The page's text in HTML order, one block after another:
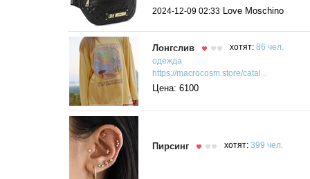
2024-12-09 02:33 Love Moschino
Лонгслив хотят: 86 чел.
одежда
https://macrocosm.store/catal...
Цена: 6100
Пирсинг хотят: 399 чел.